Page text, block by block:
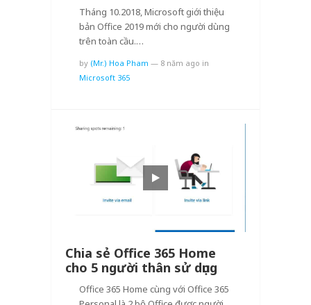
Tháng 10.2018, Microsoft giới thiệu
bản Office 2019 mới cho người dùng
trên toàn cầu.…
by (Mr.) Hoa Pham — 8 năm ago in
Microsoft 365
Chia sẻ Office 365 Home
cho 5 người thân sử dụng
Office 365 Home cùng với Office 365